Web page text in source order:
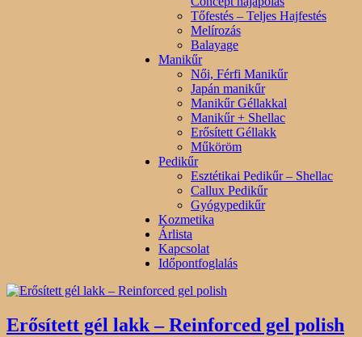
Tőfestés – Teljes Hajfestés
Melírozás
Balayage
Manikűr
Női, Férfi Manikűr
Japán manikűr
Manikűr Géllakkal
Manikűr + Shellac
Erősített Géllakk
Műköröm
Pedikűr
Esztétikai Pedikűr – Shellac
Callux Pedikűr
Gyógypedikűr
Kozmetika
Árlista
Kapcsolat
Időpontfoglalás
Erősített gél lakk – Reinforced gel polish